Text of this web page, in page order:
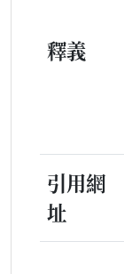
釋義
引用網
址